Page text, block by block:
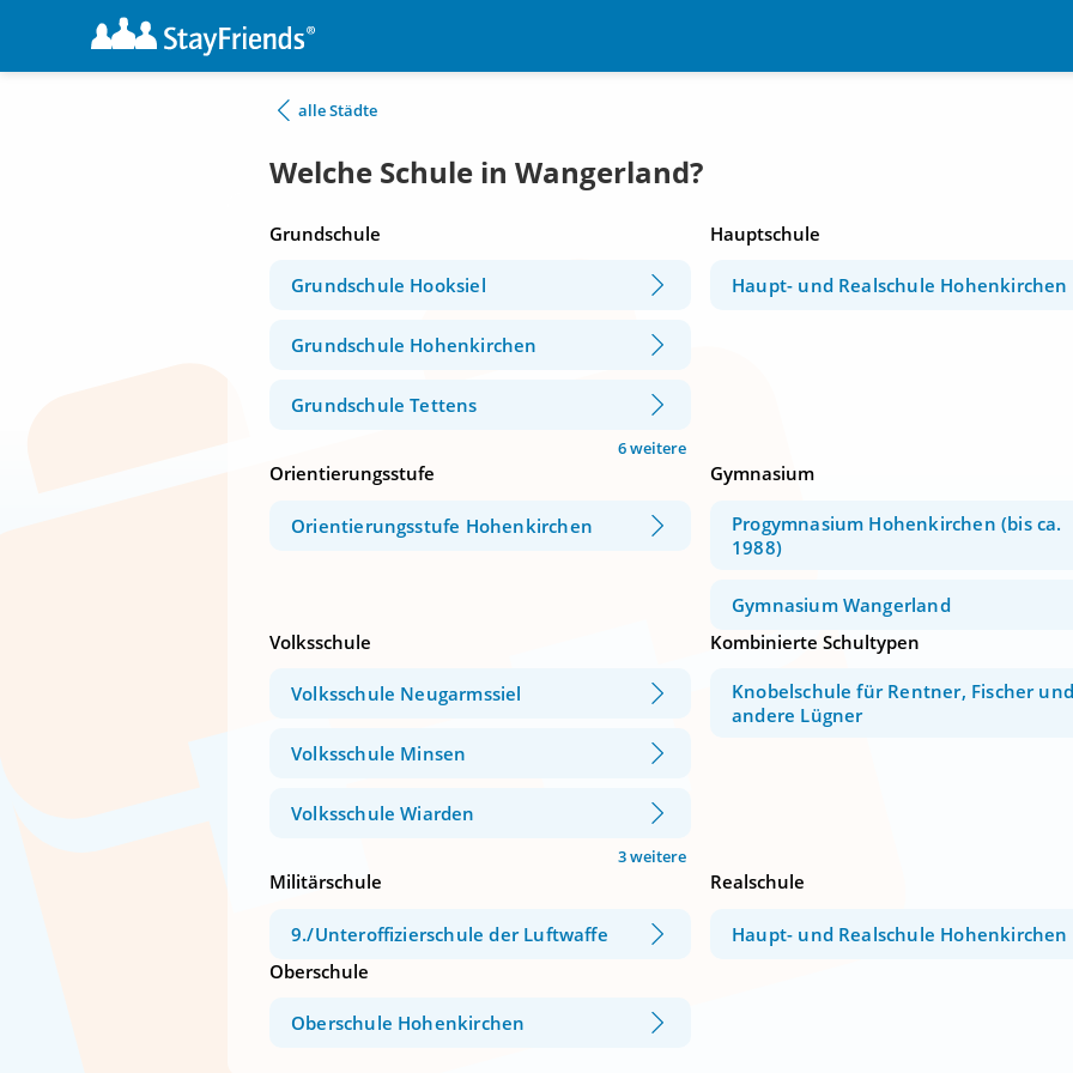
alle Städte
Welche Schule in Wangerland?
Grundschule
Grundschule Hooksiel
Grundschule Hohenkirchen
Grundschule Tettens
6 weitere
Hauptschule
Haupt- und Realschule Hohenkirchen
Orientierungsstufe
Orientierungsstufe Hohenkirchen
Gymnasium
Progymnasium Hohenkirchen (bis ca.
1988)
Gymnasium Wangerland
Volksschule
Volksschule Neugarmssiel
Volksschule Minsen
Volksschule Wiarden
3 weitere
Kombinierte Schultypen
Knobelschule für Rentner, Fischer
andere Lügner
Militärschule
9./Unteroffizierschule der Luftwaffe
Realschule
Haupt- und Realschule Hohenkirchen
Oberschule
Oberschule Hohenkirchen